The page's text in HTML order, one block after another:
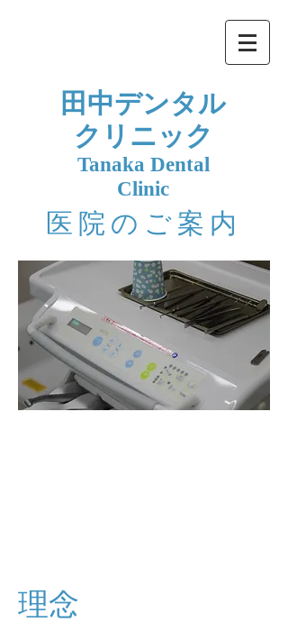
田中​デンタル
クリニック
Tanaka Dental
Clinic
医院のご案内
理念